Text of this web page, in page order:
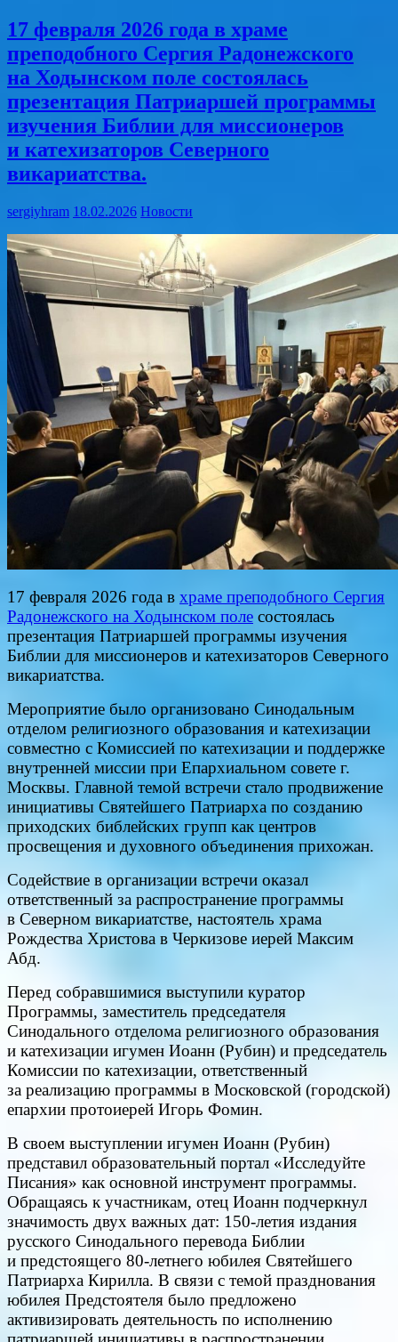
17 февраля 2026 года в храме
преподобного Сергия Радонежского
на Ходынском поле состоялась
презентация Патриаршей программы
изучения Библии для миссионеров
и катехизаторов Северного
викариатства.
sergiyhram 18.02.2026 Новости
17 февраля 2026 года в храме преподобного Сергия
Радонежского на Ходынском поле состоялась
презентация Патриаршей программы изучения
Библии для миссионеров и катехизаторов Северного
викариатства.
Мероприятие было организовано Синодальным
отделом религиозного образования и катехизации
совместно с Комиссией по катехизации и поддержке
внутренней миссии при Епархиальном совете г.
Москвы. Главной темой встречи стало продвижение
инициативы Святейшего Патриарха по созданию
приходских библейских групп как центров
просвещения и духовного объединения прихожан.
Содействие в организации встречи оказал
ответственный за распространение программы
в Северном викариатстве, настоятель храма
Рождества Христова в Черкизове иерей Максим
Абд.
Перед собравшимися выступили куратор
Программы, заместитель председателя
Синодального отделома религиозного образования
и катехизации игумен Иоанн (Рубин) и председатель
Комиссии по катехизации, ответственный
за реализацию программы в Московской (городской)
епархии протоиерей Игорь Фомин.
В своем выступлении игумен Иоанн (Рубин)
представил образовательный портал «Исследуйте
Писания» как основной инструмент программы.
Обращаясь к участникам, отец Иоанн подчеркнул
значимость двух важных дат: 150-летия издания
русского Синодального перевода Библии
и предстоящего 80-летнего юбилея Святейшего
Патриарха Кирилла. В связи с темой празднования
юбилея Предстоятеля было предложено
активизировать деятельность по исполнению